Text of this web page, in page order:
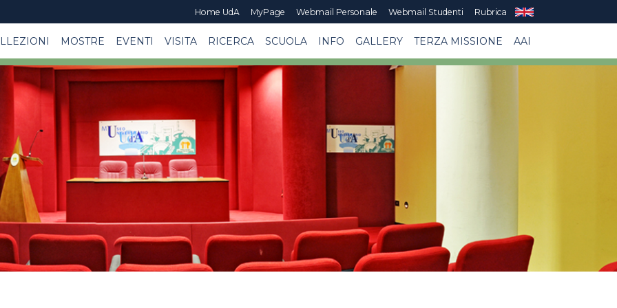
Home UdA MyPage Webmail Personale Webmail Studenti Rubrica
MOSTRE EVENTI VISITA RICERCA SCUOLA INFO GALLERY TERZA MISSIONE AAI